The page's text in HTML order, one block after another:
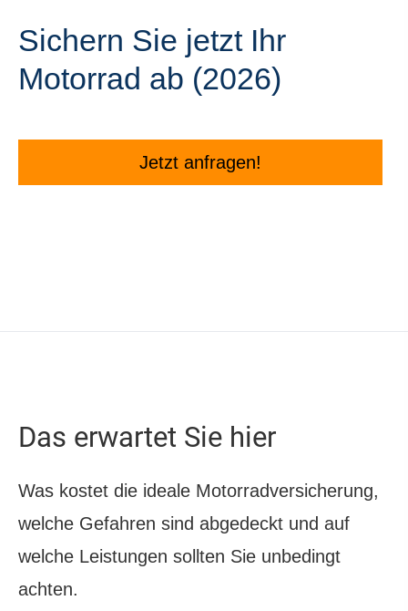
Sichern Sie jetzt Ihr
Motorrad ab (2026)
Jetzt anfragen!
Das erwartet Sie hier
Was kostet die ideale Motor­rad­ver­sicherung,
welche Gefahren sind abgedeckt und auf
welche Leistungen sollten Sie unbedingt
achten.